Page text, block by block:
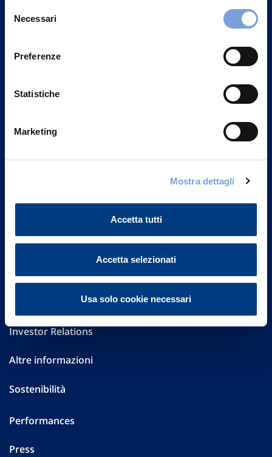
può trovare nel footer del sito nella sezione "Informativa
delNecessari
Preferenze
Statistiche
Marketing
Mostra dettagli
Accetta tutti
Accetta selezionati
Usa solo cookie necessari
Vittoria Assicurazioni S.p.A.
Part. IVA 01329510158
FAQ
Investor Relations
Altre informazioni
Sostenibilità
Performances
Press